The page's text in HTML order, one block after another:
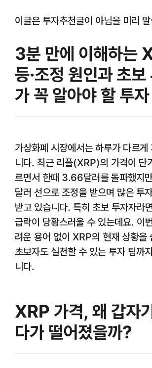
이글은 투자추천글이 아님을 미리
3분 만에 이해하는
등·조정 원인과 초보
가 꼭 알아야 할 투
가상화폐 시장에서는 하루가 다르게
니다. 최근 리플(XRP)의 가격이 단
르면서 한때 3.66달러를 돌파했지
달러 선으로 조정을 받으며 많은 투
받고 있습니다. 특히 초보 투자자라
급락이 당황스러울 수 있는데요. 이
려운 용어 없이 XRP의 현재 상황을
초보자도 실천할 수 있는 투자 팁까
니다.
XRP 가격, 왜 갑자
다가 떨어졌을까?